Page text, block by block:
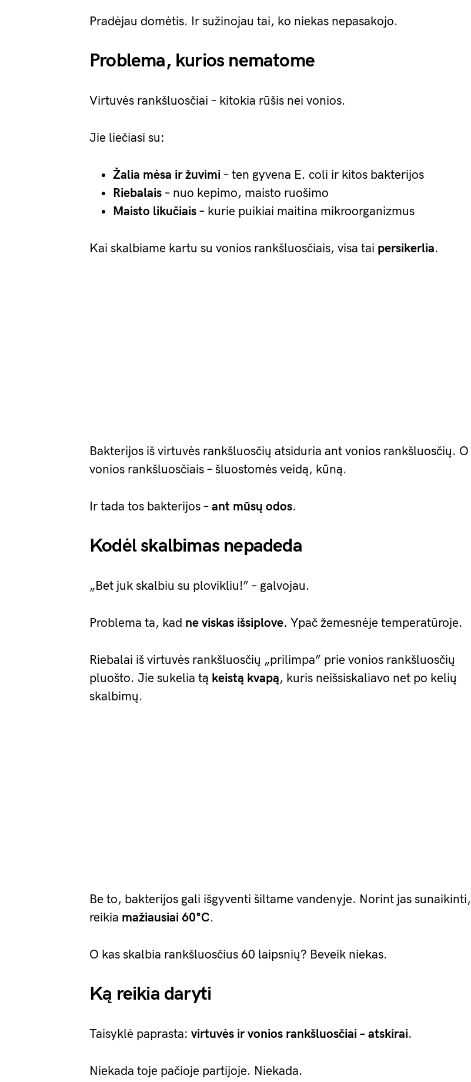
Pradėjau domėtis. Ir sužinojau tai, ko niekas nepasakojo.
Problema, kurios nematome
Virtuvės rankšluosčiai – kitokia rūšis nei vonios.
Jie liečiasi su:
Žalia mėsa ir žuvimi – ten gyvena E. coli ir kitos bakterijos
Riebalais – nuo kepimo, maisto ruošimo
Maisto likučiais – kurie puikiai maitina mikroorganizmus
Kai skalbiame kartu su vonios rankšluosčiais, visa tai persikerlia.
Bakterijos iš virtuvės rankšluosčių atsiduria ant vonios rankšluosčių. O
vonios rankšluosčiais – šluostomės veidą, kūną.
Ir tada tos bakterijos – ant mūsų odos.
Kodėl skalbimas nepadeda
„Bet juk skalbiu su plovikliu!” – galvojau.
Problema ta, kad ne viskas išsiplove. Ypač žemesnėje temperatūroje.
Riebalai iš virtuvės rankšluosčių „prilimpa” prie vonios rankšluosčių
pluošto. Jie sukelia tą keistą kvapą, kuris neišsiskaliavo net po kelių
skalbimų.
Be to, bakterijos gali išgyventi šiltame vandenyje. Norint jas sunaikinti,
reikia mažiausiai 60°C.
O kas skalbia rankšluosčius 60 laipsnių? Beveik niekas.
Ką reikia daryti
Taisyklė paprasta: virtuvės ir vonios rankšluosčiai – atskirai.
Niekada toje pačioje partijoje. Niekada.